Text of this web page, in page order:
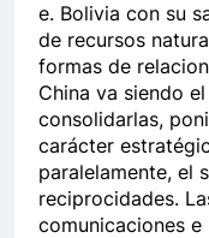
e. Bolivia con su
de recursos
formas de
China va siendo
consolidarlas,
carácter
paralelamente, el
reciprocidades.
comunicaciones